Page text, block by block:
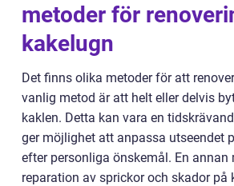
metoder för
kakelugn
Det finns olika metoder för att
vanlig metod är att helt eller delvis
kaklen. Detta kan vara en
ger möjlighet att anpassa utseendet
efter personliga önskemål. En annan
reparation av sprickor och skador på